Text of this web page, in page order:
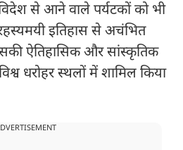
से आने वाले पर्यटकों को भी
इतिहास से अचंभित
ऐतिहासिक और सांस्कृतिक
धरोहर स्थलों में शामिल किया